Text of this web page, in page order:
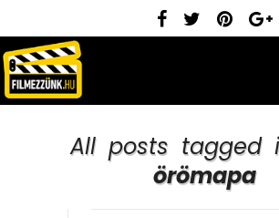
All posts tagged
örömapa